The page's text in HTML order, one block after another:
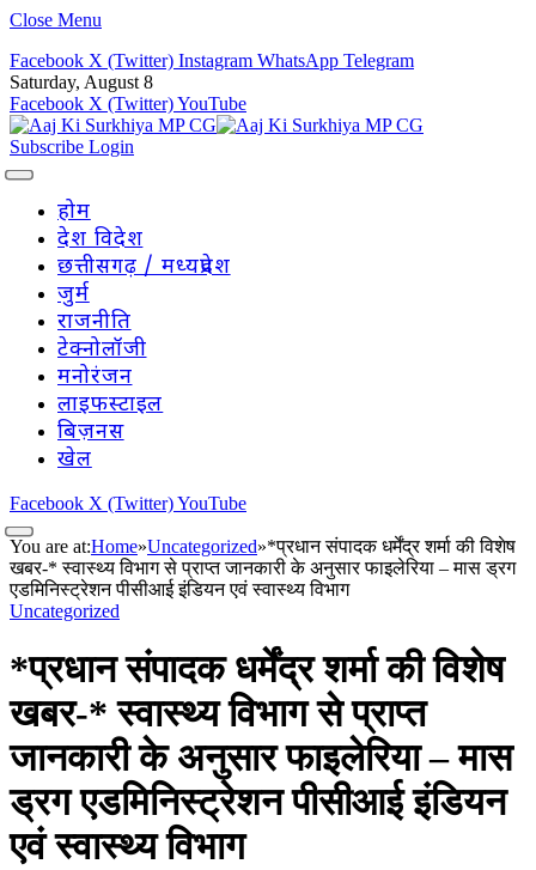
Close Menu
Facebook X (Twitter) Instagram WhatsApp Telegram
Saturday, August 8
Facebook X (Twitter)YouTube
Subscribe Login
होम
देश विदेश
छत्तीसगढ़ / मध्यप्रदेश
जुर्म
राजनीति
टेक्नोलॉजी
मनोरंजन
लाइफस्टाइल
बिज़नस
खेल
Facebook X (Twitter)YouTube
You are at:Home»Uncategorized»*प्रधान संपादक धर्मेंद्र शर्मा की विशेष
खबर-* स्वास्थ्य विभाग से प्राप्त जानकारी के अनुसार फाइलेरिया – मास ड्रग
एडमिनिस्ट्रेशन पीसीआई इंडियन एवं स्वास्थ्य विभाग
Uncategorized
*प्रधान संपादक धर्मेंद्र शर्मा की विशेष
खबर-* स्वास्थ्य विभाग से प्राप्त
जानकारी के अनुसार फाइलेरिया – मास
ड्रग एडमिनिस्ट्रेशन पीसीआई इंडियन
एवं स्वास्थ्य विभाग